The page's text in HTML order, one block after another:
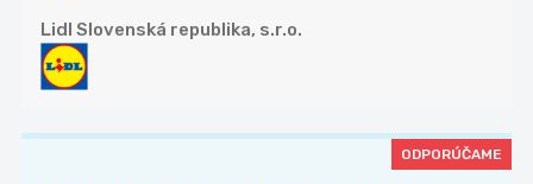
Lidl Slovenská republika, s.r.o.
ODPORÚČAME